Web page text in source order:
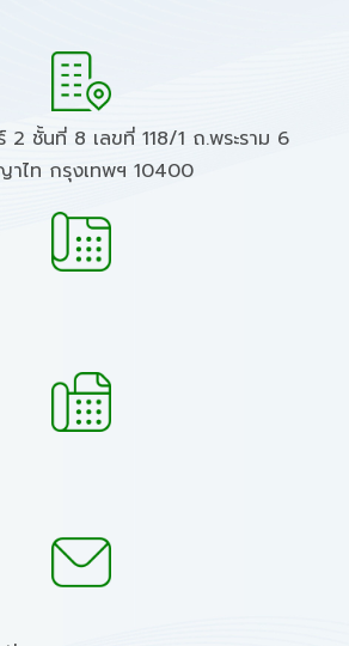
2 ชั้นที่ 8 เลขที่ 118/1 ถ.พระราม 6
ไท กรุงเทพฯ 10400